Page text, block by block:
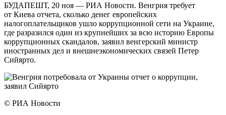
БУДАПЕШТ, 20 ноя — РИА Новости. Венгрия требует
от Киева отчета, сколько денег европейских
налогоплательщиков ушло коррупционной сети на Украине,
где разразился один из крупнейших за всю историю Европы
коррупционных скандалов, заявил венгерский министр
иностранных дел и внешнеэкономических связей Петер
Сийярто.
© РИА Новости